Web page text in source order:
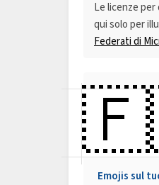
Le licenze per
qui solo per
Federati di
Emojis sul